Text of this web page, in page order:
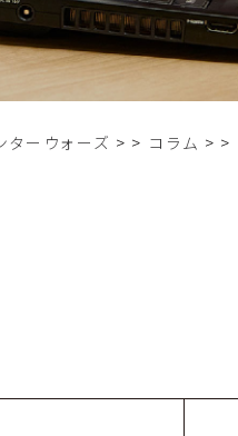
ターウォーズ > コラム >